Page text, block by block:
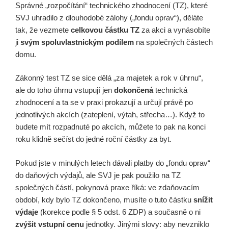
Správné „rozpočítání“ technického zhodnocení (TZ), které
SVJ uhradilo z dlouhodobé zálohy („fondu oprav“), děláte
tak, že vezmete celkovou částku TZ za akci a vynásobíte
ji svým spoluvlastnickým podílem na společných částech
domu.
Zákonný test TZ se sice dělá „za majetek a rok v úhrnu“,
ale do toho úhrnu vstupují jen dokončenátechnická
zhodnocení a ta se v praxi prokazují a určují právě po
jednotlivých akcích (zateplení, výtah, střecha…). Když to
budete mít rozpadnuté po akcích, můžete to pak na konci
roku klidně sečíst do jedné roční částky za byt.
Pokud jste v minulých letech dávali platby do „fondu oprav“
do daňových výdajů, ale SVJ je pak použilo na TZ
společných částí, pokynová praxe říká: ve zdaňovacím
období, kdy bylo TZ dokončeno, musíte o tuto částku snížit
výdaje (korekce podle § 5 odst. 6 ZDP) a současně o ni
zvýšit vstupní cenu jednotky. Jinými slovy: aby nevzniklo